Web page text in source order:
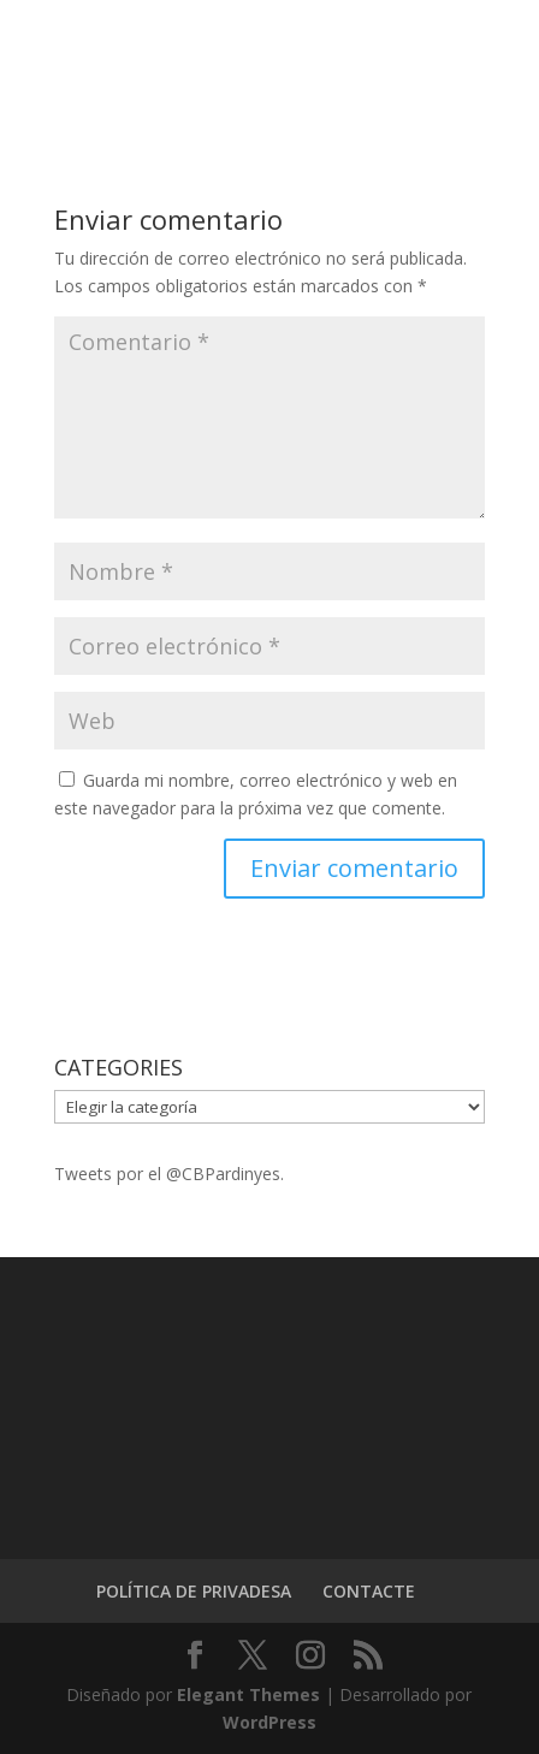
Enviar comentario
Tu dirección de correo electrónico no será publicada.
Los campos obligatorios están marcados con *
Guarda mi nombre, correo electrónico y web en
este navegador para la próxima vez que comente.
CATEGORIES
CATEGORIES
Tweets por el @CBPardinyes.
POLÍTICA DE PRIVADESA CONTACTE
Diseñado por Elegant Themes | Desarrollado por
WordPress